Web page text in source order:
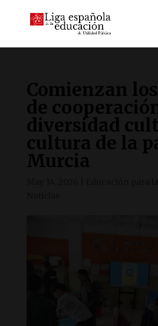
Comienzan
de
diversidad
cultura de la
Murcia